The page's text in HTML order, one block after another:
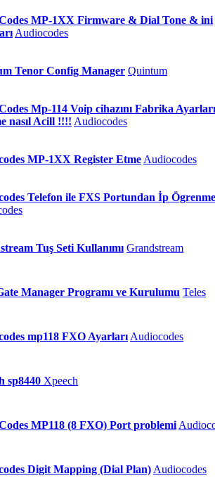
MP-1XX Firmware & Dial Tone & ini
Audiocodes
Tenor Config Manager Quintum
Mp-114 Voip cihazını Fabrika
nasıl Acill !!!! Audiocodes
MP-1XX Register Etme Audiocodes
Telefon ile FXS Portundan İp Ögrenme
Tuş Seti Kullanımı Grandstream
Manager Programı ve Kurulumu Teles
mp118 FXO Ayarları Audiocodes
sp8440 Xpeech
MP118 (8 FXO) Port problemi
Digit Mapping (Dial Plan) Audiocodes